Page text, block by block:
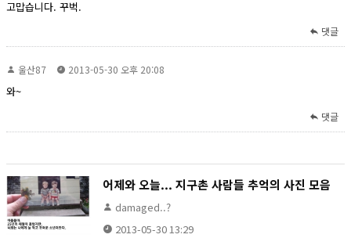
고맙습니다. 꾸벅.
댓글
울산87 2013-05-30 오후 20:08
와~
댓글
어제와 오늘... 지구촌 사람들 추억의 사진 모음
damaged..?
2013-05-30 13:29